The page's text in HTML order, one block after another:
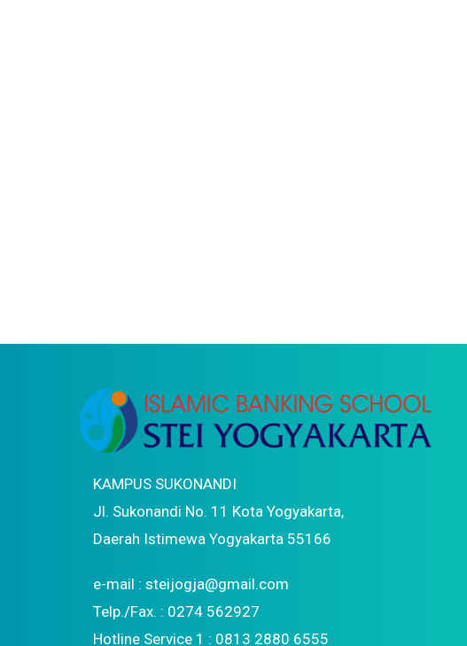
KAMPUS SUKONANDI
Jl. Sukonandi No. 11 Kota Yogyakarta,
Daerah Istimewa Yogyakarta 55166
e-mail : steijogja@gmail.com
Telp./Fax. : 0274 562927
Hotline Service 1 : 0813 2880 6555